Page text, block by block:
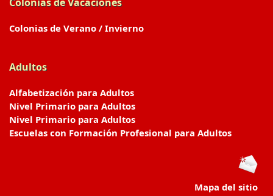
Colonias de Verano / Invierno
Adultos
Alfabetización para Adultos
Nivel Primario para Adultos
Nivel Primario para Adultos
Escuelas con Formación Profesional para Adultos
Mapa del sitio